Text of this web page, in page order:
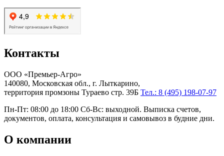
Контакты
ООО «Премьер-Агро»
140080, Московская обл., г. Лыткарино,
территория промзоны Тураево стр. 39Б Тел.: 8 (495) 198-07-97
Пн-Пт: 08:00 до 18:00 Сб-Вс: выходной. Выписка счетов,
документов, оплата, консультация и самовывоз в будние дни.
О компании